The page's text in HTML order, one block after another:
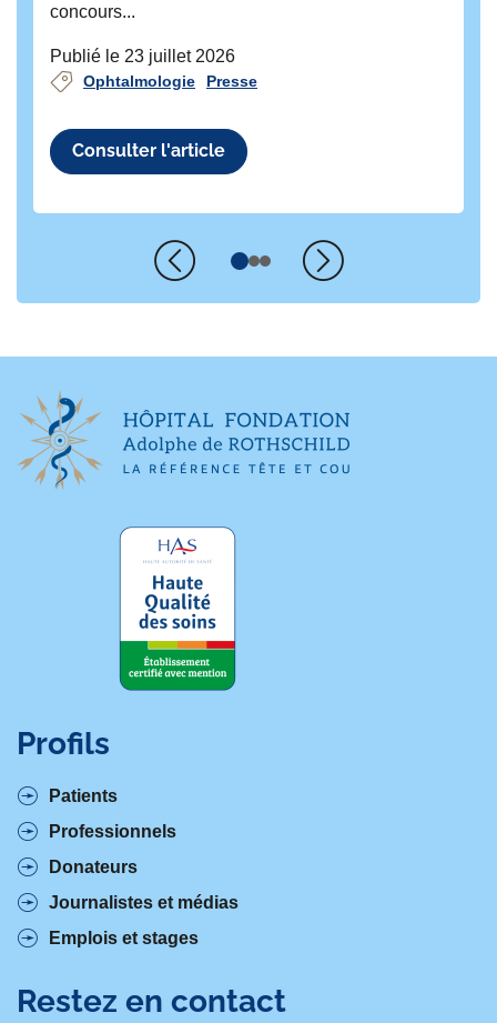
concours...
Publié le 23 juillet 2026
Ophtalmologie Presse
Consulter l'article
Suivant
Profils
Patients
Professionnels
Donateurs
Journalistes et médias
Emplois et stages
Restez en contact